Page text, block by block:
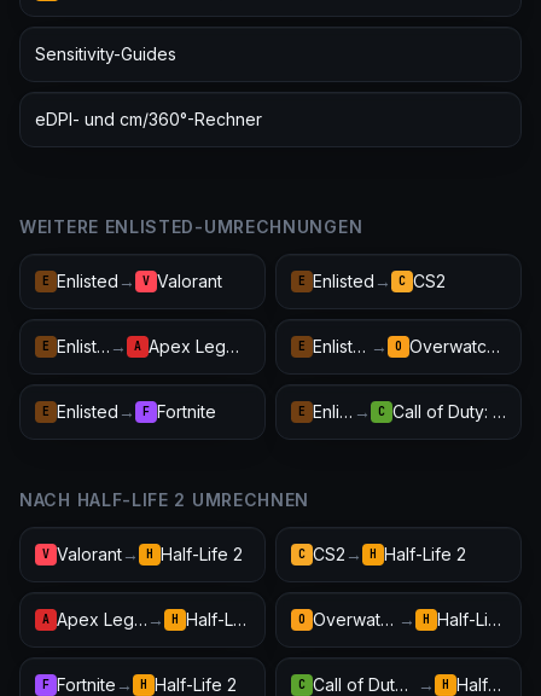
Sensitivity-Guides
eDPI- und cm/360°-Rechner
WEITERE ENLISTED-UMRECHNUNGEN
E Enlisted → V Valorant E Enlisted → C CS2
E Enlisted → A Apex Legends E Enlisted → O Overwatch 2
E Enlisted → F Fortnite E Enlisted → C Call of Duty: Warzone
NACH HALF-LIFE 2 UMRECHNEN
V Valorant→ H Half-Life 2 C CS2 → H Half-Life 2
A Apex Legends → H Half-Life 2 O Overwatch 2 → H Half-Life 2
F Fortnite → H Half-Life 2 C Call of Duty: Warzone → H Half-Life 2